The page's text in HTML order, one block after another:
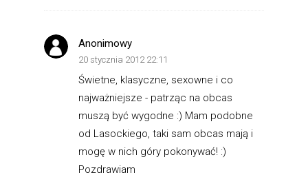
Anonimowy
20 stycznia 2012 22:11
Świetne, klasyczne, sexowne i co
najważniejsze - patrząc na obcas
muszą być wygodne :) Mam podobne
od Lasockiego, taki sam obcas mają i
mogę w nich góry pokonywać! :)
Pozdrawiam